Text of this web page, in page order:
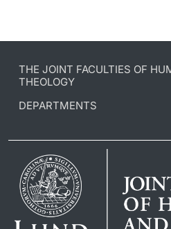
THE JOINT FACULTIES OF
THEOLOGY
DEPARTMENTS